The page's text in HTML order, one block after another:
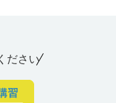
ださい